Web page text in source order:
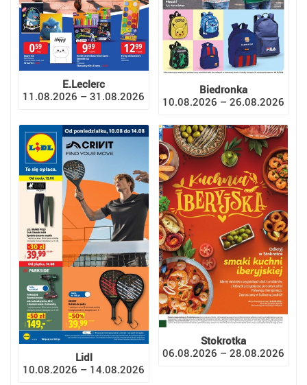
E.Leclerc
11.08.2026 – 31.08.2026
Biedronka
10.08.2026 – 26.08.2026
Lidl
10.08.2026 – 14.08.2026
Stokrotka
06.08.2026 – 28.08.2026